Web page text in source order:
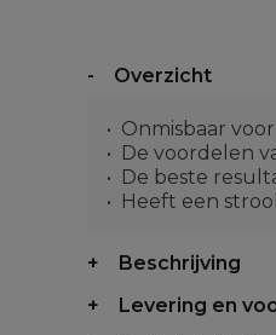
Overzicht
Onmisbaar
De voordelen
De beste
Heeft een
Beschrijving
Levering en